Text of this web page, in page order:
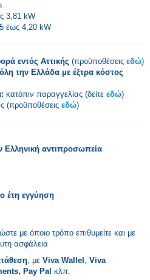
3,81 kW
έως 4,20 kW
εντός Αττικής (προϋποθέσεις εδώ)
την Ελλάδα με έξτρα κόστος
κατόπιν παραγγελίας (δείτε εδώ)
(προϋποθέσεις εδώ)
αντιπροσωπεία
έτη εγγύηση
με όποιο τρόπο επιθυμείτε και με
ασφάλεια
, με Viva Wallel Viva
Pay Pal κλπ.